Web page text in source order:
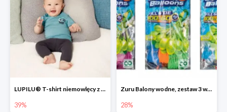
LUPILU® T-shirt niemowlęcy z biobawełny -39%
39%
Zuru Balony wodne, zestaw 3 wiązek -28%
28%